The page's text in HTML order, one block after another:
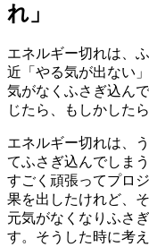
れ」
エネルギー切れは、
近「やる気が出ない
気がなくふさぎ込ん
じたら、もしかした
エネルギー切れは、
てふさぎ込んでしま
すごく頑張ってプロ
果を出したけれど、
元気がなくなりふさ
す。そうした時に考